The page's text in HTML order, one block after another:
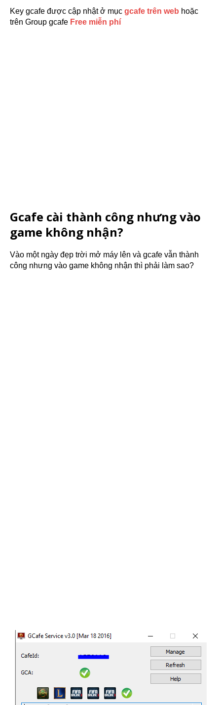
Key gcafe được cập nhật ở mục gcafe trên web hoặc
trên Group gcafe Free miễn phí
Gcafe cài thành công nhưng vào
game không nhận?
Vào một ngày đẹp trời mở máy lên và gcafe vẫn thành
công nhưng vào game không nhận thì phải làm sao?